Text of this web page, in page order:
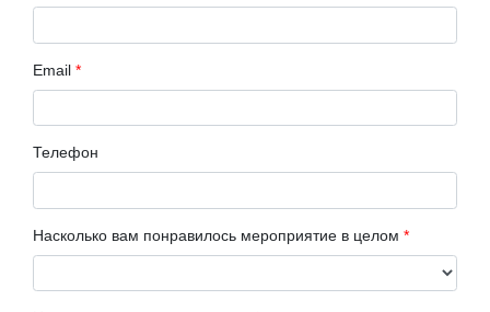
Email *
Телефон
Насколько вам понравилось мероприятие в целом *